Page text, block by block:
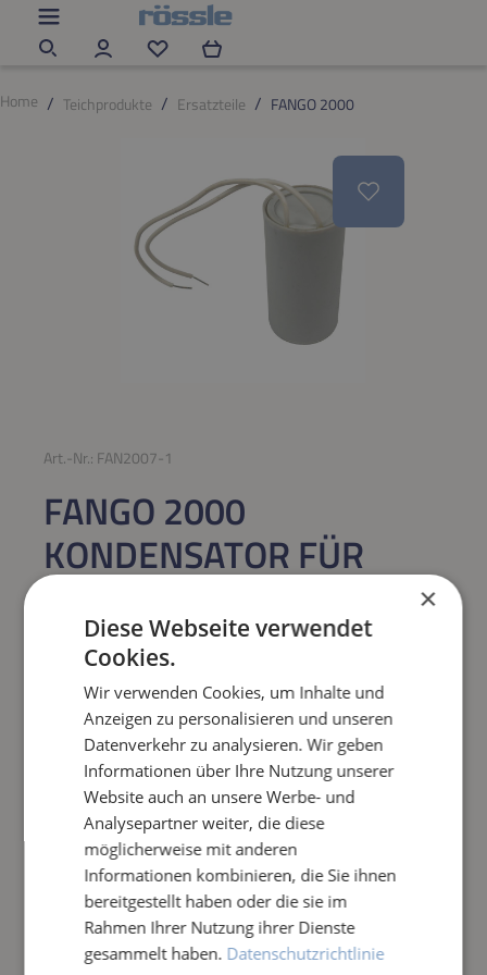
Zum Hauptinhalt springen
Du hast 0 Produkte auf dem Merkzettel
Home
Teichprodukte Ersatzteile FANGO 2000
Art.-Nr.: FAN2007-1
FANGO 2000
KONDENSATOR FÜR
SCHMUTZWASSERPUMP
Regulärer Preis:
32,73 €
Preise inkl. MwSt. zzgl. Versandkosten
Produkt Anzahl: Gib den gewünschten
IN DEN WARENKORB
Frage zum Artikel
×
Diese Webseite verwendet
Cookies.
Wir verwenden Cookies, um Inhalte und
Anzeigen zu personalisieren und unseren
Datenverkehr zu analysieren. Wir geben
Informationen über Ihre Nutzung unserer
Website auch an unsere Werbe- und
Analysepartner weiter, die diese
möglicherweise mit anderen
Informationen kombinieren, die Sie ihnen
bereitgestellt haben oder die sie im
Rahmen Ihrer Nutzung ihrer Dienste
gesammelt haben. Datenschutzrichtlinie